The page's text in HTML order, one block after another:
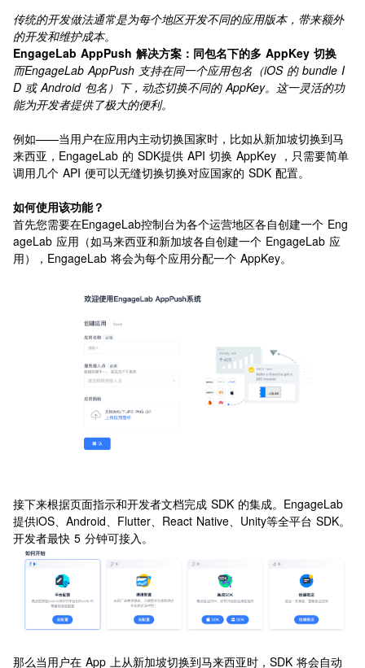
传统的开发做法通常是为每个地区开发不同的应用版本，带来额外
的开发和维护成本。
EngageLab AppPush 解决方案：同包名下的多 AppKey 切换
而EngageLab AppPush 支持在同一个应用包名（iOS 的 bundle I
D 或 Android 包名）下，动态切换不同的 AppKey。这一灵活的功
能为开发者提供了极大的便利。
例如——当用户在应用内主动切换国家时，比如从新加坡切换到马
来西亚，EngageLab 的 SDK提供 API 切换 AppKey ，只需要简单
调用几个 API 便可以无缝切换切换对应国家的 SDK 配置。
如何使用该功能？
首先您需要在EngageLab控制台为各个运营地区各自创建一个 Eng
ageLab 应用（如马来西亚和新加坡各自创建一个 EngageLab 应
用），EngageLab 将会为每个应用分配一个 AppKey。
接下来根据页面指示和开发者文档完成 SDK 的集成。EngageLab
提供iOS、Android、Flutter、React Native、Unity等全平台 SDK。
开发者最快 5 分钟可接入。
那么当用户在 App 上从新加坡切换到马来西亚时， SDK 将会自动